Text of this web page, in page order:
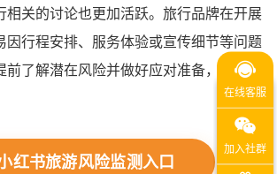
相关的讨论也更加活跃。旅行品牌在开展
因行程安排、服务体验或宣传细节等问题
前了解潜在风险并做好应对准备，有助于
书旅游风险监测入口